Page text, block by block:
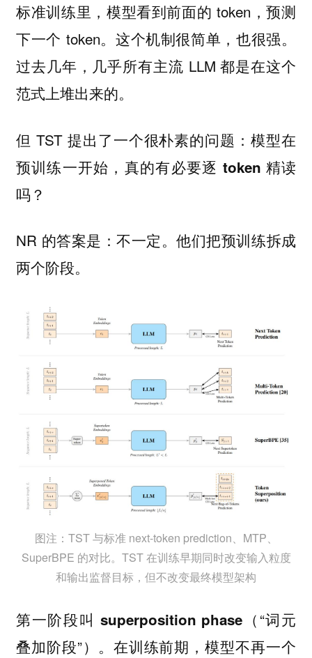
标准训练里，模型看到前面的 token，预测
下一个 token。这个机制很简单，也很强。
过去几年，几乎所有主流 LLM 都是在这个
范式上堆出来的。
但 TST 提出了一个很朴素的问题：模型在
预训练一开始，真的有必要逐 token 精读
吗？
NR 的答案是：不一定。他们把预训练拆成
两个阶段。
图注：TST 与标准 next-token prediction、MTP、
SuperBPE 的对比。TST 在训练早期同时改变输入粒度
和输出监督目标，但不改变最终模型架构
第一阶段叫 superposition phase （“词元
叠加阶段”）。在训练前期，模型不再一个